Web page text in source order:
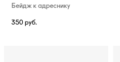
Бейдж к адреснику
350 руб.